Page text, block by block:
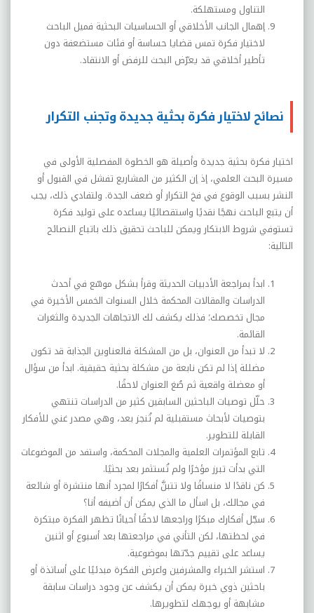
التناول ومستهلكة.
إهمال الجانب الأخلاقي أو الحساسيات البحثية فميل الباحث
لاختيار فكرة تمس قضايا حساسة أو فئات مستضعفة دون
تأطير أخلاقي قد يعرّض البحث للرفض أو الانتقاد.
نصائح لاختيار فكرة بحثية جديدة وتجنب التكرار
اختيار فكرة بحثية جديدة وأصيلة هو الخطوة المفصلية الأولى في
مسيرة البحث العلمي، إذ إن الكثير من المشاريع تفشل في القبول أو
النشر بسبب الوقوع في فخ التكرار أو ضعف الجدة. ولتفادي ذلك، يجب
أن يتبع الباحث نهجًا نقديًا واستقصائيًا يساعده على توليد فكرة
تستوفي شروط الابتكار ويمكن للباحث تحقيق ذلك باتباع النصائح
التالية:
ابدأ بمراجعة الأدبيات الحديثة وقرأ بشكل موسّع في أحدث
الدراسات والمقالات المحكمة خلال السنوات الخمس الأخيرة في
مجال تخصصك؛ فذلك يكشف لك الاتجاهات الجديدة والثغرات
القائمة.
لا تبدأ من العنوان، بل من المشكلة فالعناوين الجذابة قد تكون
مضللة إذا لم تكن نابعة من مشكلة بحثية حقيقية. ابدأ من سؤال
أو معضلة واقعية ثم صُغ العنوان لاحقًا.
حلّل توصيات الباحثين السابقين كثير من الدراسات تنتهي
بتوصيات لأبحاث مستقبلية لم تُنجز بعد، وهي مصدر غني للأفكار
القابلة للتطوير.
تابع المؤتمرات العلمية والمجلات المحكمة، واستفد من الموضوعات
التي بدأت تبرز مؤخرًا ولم تُستثمر بعد بحثيًا.
كن ناقدًا لا منساقًا ولا تتبنَّ أفكارًا لمجرد أنها منتشرة أو شائعة
في مجالك، بل اسأل ما الذي يمكن أن أضيفه أنا؟
سجّل أفكارك مبكرًا وراجعها لاحقًا أحيانًا تظهر الفكرة مبتكرة
في لحظتها، لكن التأني في مراجعتها بعد أسبوع أو اثنين
يساعد على تقييم جدّتها بموضوعية.
استشر الخبراء والمشرفين واعرض الفكرة مبدئيًا على أساتذة أو
باحثين ذوي خبرة يمكن أن يكشف عن وجود دراسات سابقة
مشابهة أو يوجهك لتطويرها.